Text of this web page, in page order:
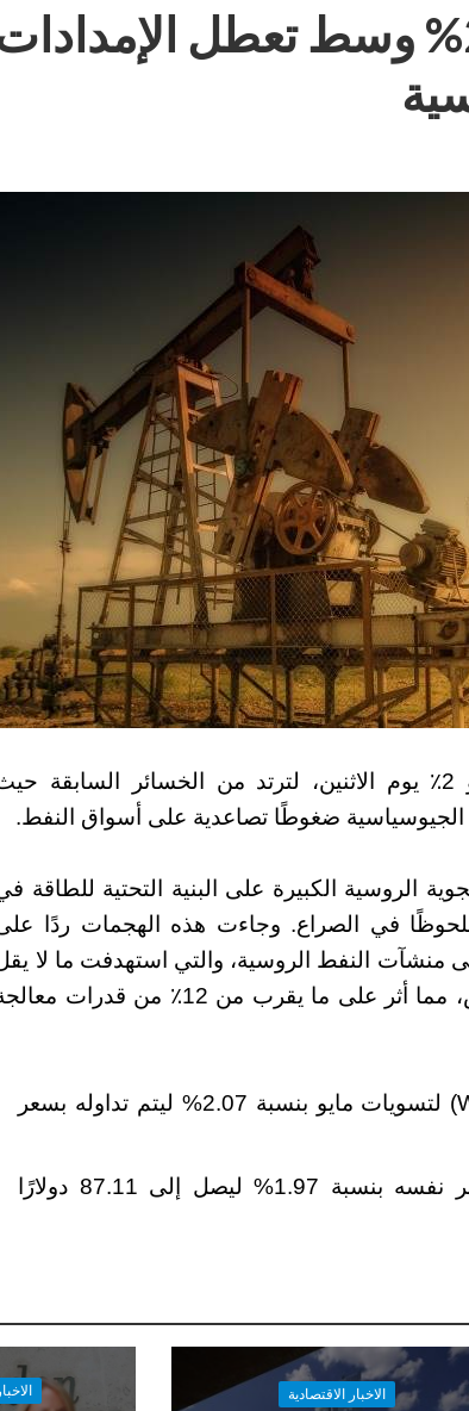
أسعار النفط ترتفع 2% وسط تعطل
ارتفعت العقود الآجلة للنفط الخام بنحو 2٪ يوم الاثنين، لترتد من الخسائر السابقة
ضغوطًا تصاعدية على أسواق النفط.
الروسية الكبيرة على البنية التحتية للطاقة
ملحوظًا في الصراع. وجاءت هذه الهجمات ردًا
منشآت النفط الروسية، والتي استهدفت ما لا
عن سبع مصافي تكرير طوال شهر مارس، مما أثر على ما يقرب من 12٪ من قدرات
ارتفع خام غرب تكساس الوسيط (WTI) لتسويات مايو بنسبة 2.07% ليتم تداوله بسعر
ارتفع سعر خام برنت تسليمات الشهر نفسه بنسبة 1.97% ليصل إلى 87.11 دولارًا
الاخبار الاقتصادية